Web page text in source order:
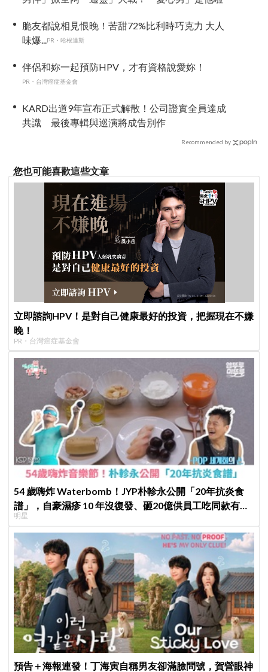
脆友都說相見恨晚！苦甜72%比利時巧克力 大人
味爆...PR・哈根達斯
伴侶和妳一起預防HPV，才有資格說愛妳！
PR・台灣癌症基金會
KARD出道9年宣布正式解散！公司證實全員達成
共識 最後專輯與巡演將成告別作
Recommended by
您也可能喜歡這些文章
立即諮詢HPV！是對自己健康最好的投資，把握現在不嫌
晚！
PR・台灣癌症基金會
54 歲嗨炸 Waterbomb！JYP朴軫永公開「20年抗炎食
譜」，自豪濕疹 10 年沒復發、砸20億供員工吃同款有機
餐
明星
預告＋海報連發！丁海寅自稱男友卻滿臉問號，賀營眼神